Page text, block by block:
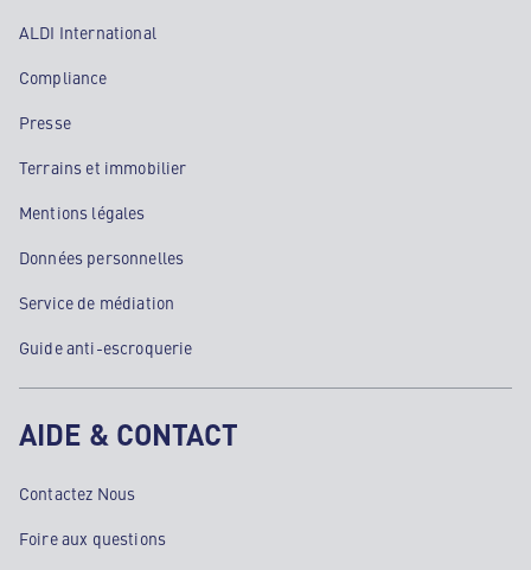
ALDI International
Compliance
Presse
Terrains et immobilier
Mentions légales
Données personnelles
Service de médiation
Guide anti-escroquerie
AIDE & CONTACT
Contactez Nous
Foire aux questions